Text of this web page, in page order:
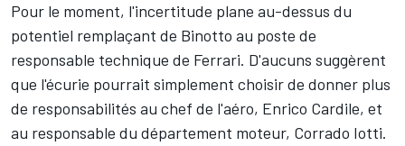
Pour le moment, l'incertitude plane au-dessus du
potentiel remplaçant de Binotto au poste de
responsable technique de Ferrari. D'aucuns suggèrent
que l'écurie pourrait simplement choisir de donner plus
de responsabilités au chef de l'aéro, Enrico Cardile, et
au responsable du département moteur, Corrado Iotti.